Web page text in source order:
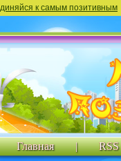
к самым позитивным
Главная | RSS